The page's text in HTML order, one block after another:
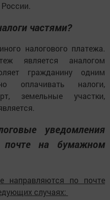
частями?
налогового платежа.
является аналогом
гражданину одним
оплачивать налоги,
земельные участки,
уведомления
на бумажном
направляются по почте
случаях: